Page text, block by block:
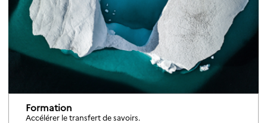
Formation
Accélérer le transfert de savoirs.